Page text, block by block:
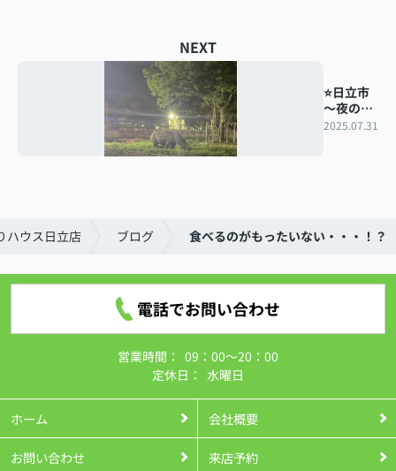
NEXT
⭐日立市
～夜の動
物園～⭐
2025.07.31
ハウス日立店 ブログ 食べるのがもったいない・・・！？
電話でお問い合わせ
営業時間： 09：00～20：00
定休日： 水曜日
ホーム 会社概要
お問い合わせ 来店予約